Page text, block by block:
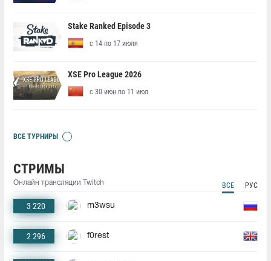
Stake Ranked Episode 3
с 14 по 17 июля
XSE Pro League 2026
с 30 июн по 11 июл
ВСЕ ТУРНИРЫ
СТРИМЫ
Онлайн трансляции Twitch ВСЕ РУС
3 220 m3wsu
2 296 f0rest